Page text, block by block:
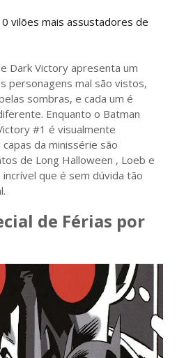
vilões mais assustadores de
Dark Victory apresenta um
personagens mal são vistos,
sombras, e cada um é
Enquanto o Batman
#1 é visualmente
da minissérie são
de Long Halloween , Loeb e
incrível que é sem dúvida tão
de Férias por